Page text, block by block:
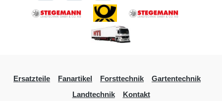
Ersatzteile Fanartikel Forsttechnik
Gartentechnik
Landtechnik
Kontakt